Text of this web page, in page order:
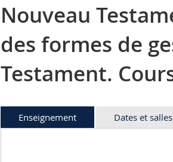
Nouveau
des formes de
Testament.
Enseignement Dates et salles